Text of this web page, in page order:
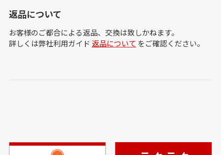
返品について
お客様のご都合による返品、交換は致しかねます。
詳しくは弊社利用ガイド 返品について をご確認ください。